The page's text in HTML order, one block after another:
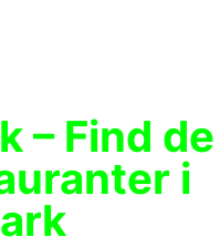
– Find de
i